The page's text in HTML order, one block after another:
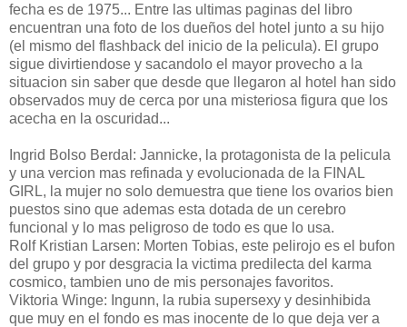
fecha es de 1975... Entre las ultimas paginas del libro
encuentran una foto de los dueños del hotel junto a su hijo
(el mismo del flashback del inicio de la pelicula). El grupo
sigue divirtiendose y sacandolo el mayor provecho a la
situacion sin saber que desde que llegaron al hotel han sido
observados muy de cerca por una misteriosa figura que los
acecha en la oscuridad...
Ingrid Bolso Berdal: Jannicke, la protagonista de la pelicula
y una vercion mas refinada y evolucionada de la FINAL
GIRL, la mujer no solo demuestra que tiene los ovarios bien
puestos sino que ademas esta dotada de un cerebro
funcional y lo mas peligroso de todo es que lo usa.
Rolf Kristian Larsen: Morten Tobias, este pelirojo es el bufon
del grupo y por desgracia la victima predilecta del karma
cosmico, tambien uno de mis personajes favoritos.
Viktoria Winge: Ingunn, la rubia supersexy y desinhibida
que muy en el fondo es mas inocente de lo que deja ver a